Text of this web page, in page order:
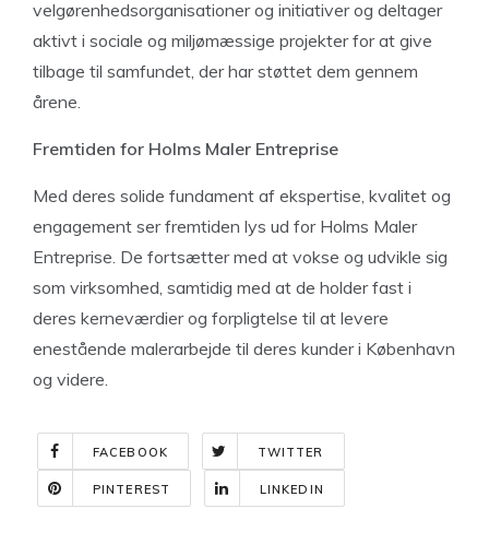
velgørenhedsorganisationer og initiativer og deltager
aktivt i sociale og miljømæssige projekter for at give
tilbage til samfundet, der har støttet dem gennem
årene.
Fremtiden for Holms Maler Entreprise
Med deres solide fundament af ekspertise, kvalitet og
engagement ser fremtiden lys ud for Holms Maler
Entreprise. De fortsætter med at vokse og udvikle sig
som virksomhed, samtidig med at de holder fast i
deres kerneværdier og forpligtelse til at levere
enestående malerarbejde til deres kunder i København
og videre.
FACEBOOK TWITTER
PINTEREST LINKEDIN